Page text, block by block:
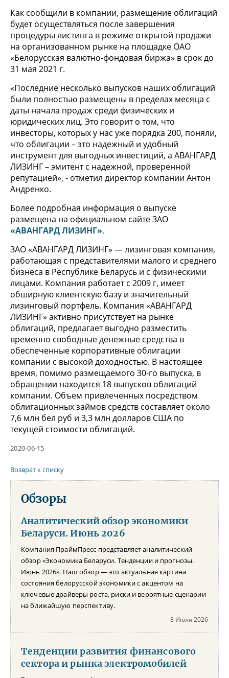
Как сообщили в компании, размещение облигаций
будет осуществляться после завершения
процедуры листинга в режиме открытой продажи
на организованном рынке на площадке ОАО
«Белорусская валютно-фондовая биржа» в срок до
31 мая 2021 г.
«Последние несколько выпусков наших облигаций
были полностью размещены в пределах месяца с
даты начала продаж среди физических и
юридических лиц. Это говорит о том, что
инвесторы, которых у нас уже порядка 200, поняли,
что облигации – это надежный и удобный
инструмент для выгодных инвестиций, а АВАНГАРД
ЛИЗИНГ – эмитент с надежной, проверенной
репутацией», - отметил директор компании Антон
Андренко.
Более подробная информация о выпуске
размещена на официальном сайте ЗАО
«АВАНГАРД ЛИЗИНГ».
ЗАО «АВАНГАРД ЛИЗИНГ» — лизинговая компания,
работающая с представителями малого и среднего
бизнеса в Республике Беларусь и с физическими
лицами. Компания работает с 2009 г, имеет
обширную клиентскую базу и значительный
лизинговый портфель. Компания «АВАНГАРД
ЛИЗИНГ» активно присутствует на рынке
облигаций, предлагает выгодно разместить
временно свободные денежные средства в
обеспеченные корпоративные облигации
компании с высокой доходностью. В настоящее
время, помимо размещаемого 30-го выпуска, в
обращении находится 18 выпусков облигаций
компании. Объем привлеченных посредством
облигационных займов средств составляет около
7,6 млн бел руб и 3,3 млн долларов США по
текущей стоимости облигаций.
2020-06-15
Возврат к списку
Обзоры
Аналитический обзор экономики
Беларуси. Июнь 2026
Компания ПраймПресс представляет аналитический
обзор «Экономика Беларуси. Тенденции и прогнозы.
Июнь 2026». Наш обзор — это актуальная картина
состояния белорусской экономики с акцентом на
ключевые драйверы роста, риски и вероятные сценарии
на ближайшую перспективу.
8 Июля 2026
Тенденции развития финансового
сектора и рынка электромобилей